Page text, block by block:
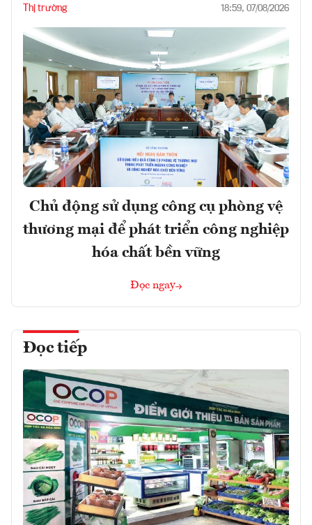
Thị trường 18:59, 07/08/2026
Chủ động sử dụng công cụ phòng vệ
thương mại để phát triển công nghiệp
hóa chất bền vững
Đọc ngay
Đọc tiếp